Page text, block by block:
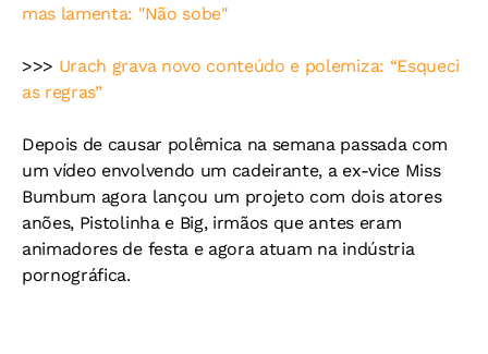
mas lamenta: "Não sobe"
>>> Urach grava novo conteúdo e polemiza: “Esqueci
as regras”
Depois de causar polêmica na semana passada com
um vídeo envolvendo um cadeirante, a ex-vice Miss
Bumbum agora lançou um projeto com dois atores
anões, Pistolinha e Big, irmãos que antes eram
animadores de festa e agora atuam na indústria
pornográfica.